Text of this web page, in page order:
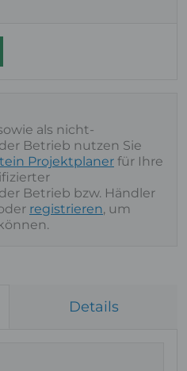
als nicht-
Betrieb nutzen Sie
Projektplaner für Ihre
Betrieb bzw. Händler
registrieren, um
Details